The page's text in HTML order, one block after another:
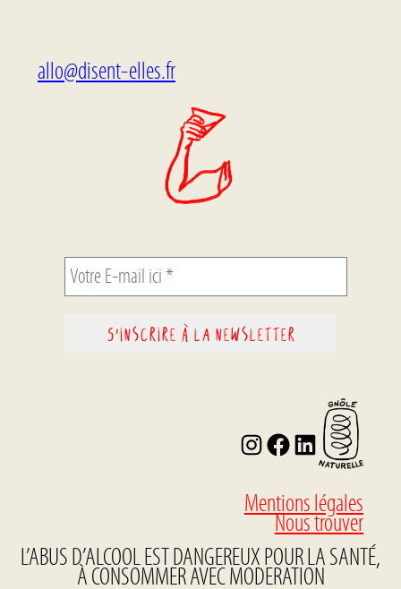
allo@disent-elles.fr
I
n
t
a
r
a
F
a
e
b
o
o
k
L
i
k
e
d
I
n
Mentions légales
Nous trouver
L’ABUS D’ALCOOL EST DANGEREUX POUR LA SANTÉ,
À CONSOMMER AVEC MODERATION